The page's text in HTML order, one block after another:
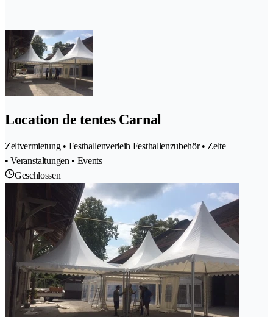
Location de tentes Carnal
Zeltvermietung • Festhallenverleih Festhallenzubehör • Zelte
• Veranstaltungen • Events
Geschlossen